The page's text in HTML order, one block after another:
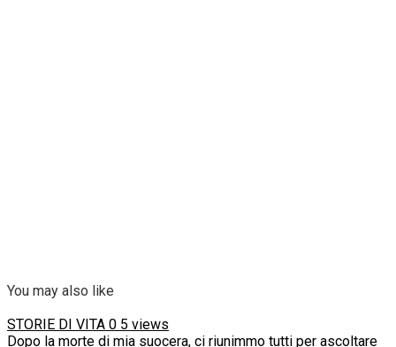
You may also like
STORIE DI VITA 0 5 views
Dopo la morte di mia suocera, ci riunimmo tutti per ascoltare